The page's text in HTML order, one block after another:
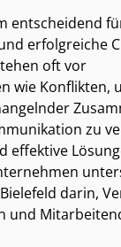
entscheidend
erfolgreiche
oft vor
wie Konflikten,
zu
effektive
darin,
und